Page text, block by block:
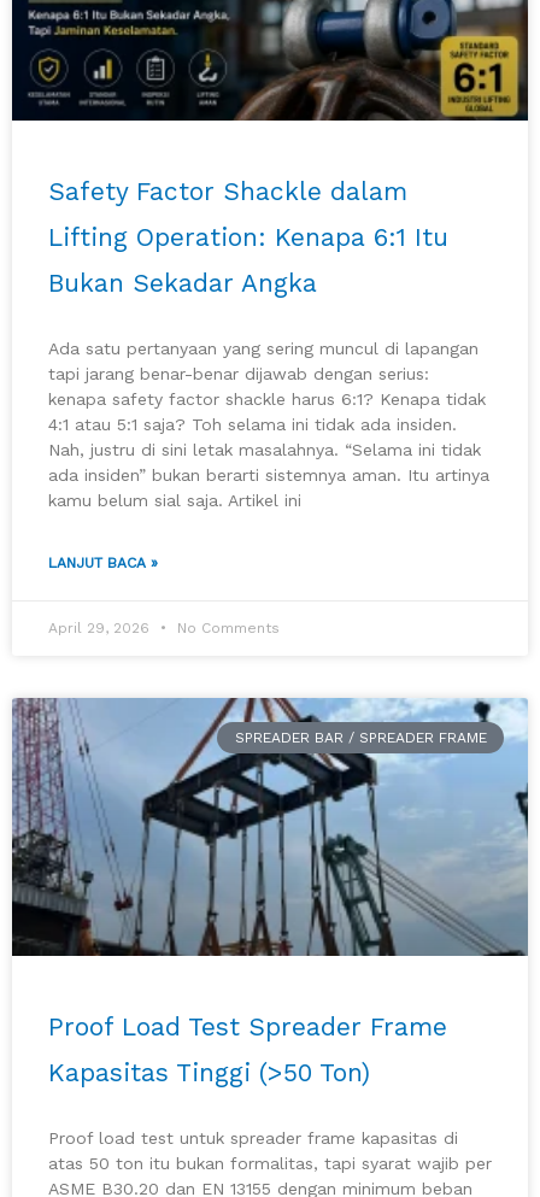
Safety Factor Shackle dalam
Lifting Operation: Kenapa 6:1 Itu
Bukan Sekadar Angka
Ada satu pertanyaan yang sering muncul di lapangan
tapi jarang benar-benar dijawab dengan serius:
kenapa safety factor shackle harus 6:1? Kenapa tidak
4:1 atau 5:1 saja? Toh selama ini tidak ada insiden.
Nah, justru di sini letak masalahnya. “Selama ini tidak
ada insiden” bukan berarti sistemnya aman. Itu artinya
kamu belum sial saja. Artikel ini
LANJUT BACA »
April 29, 2026 No Comments
SPREADER BAR / SPREADER FRAME
Proof Load Test Spreader Frame
Kapasitas Tinggi (>50 Ton)
Proof load test untuk spreader frame kapasitas di
atas 50 ton itu bukan formalitas, tapi syarat wajib per
ASME B30.20 dan EN 13155 dengan minimum beban